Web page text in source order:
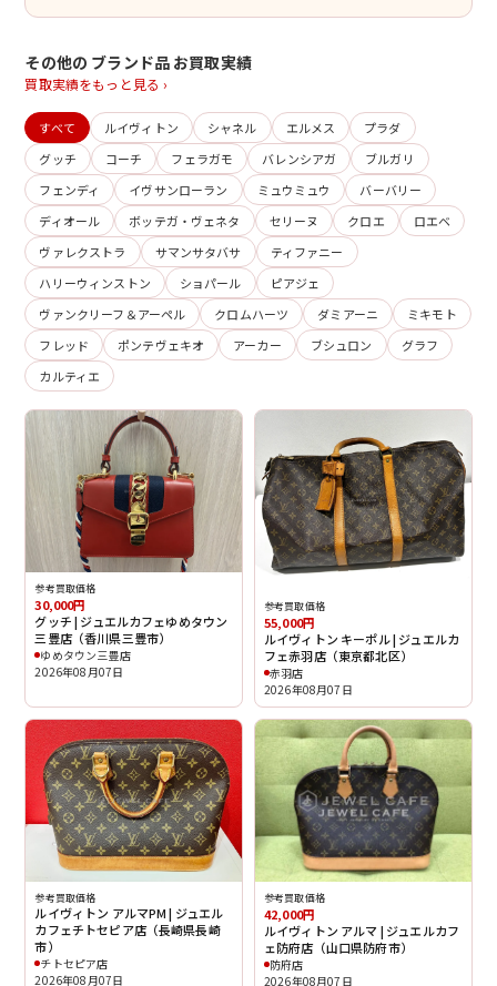
その他の ブランド品 お買取実績
買取実績をもっと見る ›
すべて ルイヴィトン シャネル エルメス
プラダ
グッチ
コーチ フェラガモ バレンシアガ
ブルガリ
フェンディ
イヴサンローラン ミュウミュウ
バーバリー
ディオール
ボッテガ・ヴェネタ セリーヌ クロエ
ロエベ
ヴァレクストラ
サマンサタバサ
ティファニー
ハリーウィンストン
ショパール
ピアジェ
ヴァンクリーフ＆アーペル
クロムハーツ ダミアーニ
ミキモト
フレッド
ポンテヴェキオ アーカー ブシュロン
グラフ
カルティエ
参考買取価格
30,000円
グッチ | ジュエルカフェゆめタウン
三豊店（香川県三豊市）
ゆめタウン三豊店
2026年08月07日
参考買取価格
55,000円
ルイヴィトン キーポル | ジュエルカ
フェ赤羽店（東京都北区）
赤羽店
2026年08月07日
参考買取価格
ルイヴィトン アルマPM | ジュエル
カフェチトセピア店（長崎県長崎
市）
チトセピア店
2026年08月07日
参考買取価格
42,000円
ルイヴィトン アルマ | ジュエルカフ
ェ防府店（山口県防府市）
防府店
2026年08月07日